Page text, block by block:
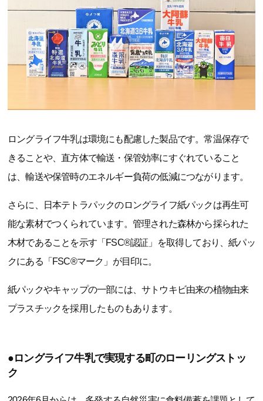
ロングライフ牛乳は環境にも配慮した製品です。常温保存で
きることや、直方体で輸送・保管効率にすぐれていること
は、輸送や保管時のエネルギー負荷の低減につながります。
さらに、日本テトラパックのロングライフ紙パックは再生可
能な素材でつくられています。管理された森林から採られた
木材であることを示す「FSC®認証」を取得しており、紙パッ
クにある「FSC®マーク」が目印に。
紙パックやキャップの一部には、サトウキビ由来の植物由来
プラスチックを採用したものもあります。
●ロングライフ牛乳で実現する町のローリングストッ
ク